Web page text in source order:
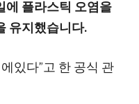
에 플라스틱 오염을
유지했습니다.
있다”고 한 공식 관